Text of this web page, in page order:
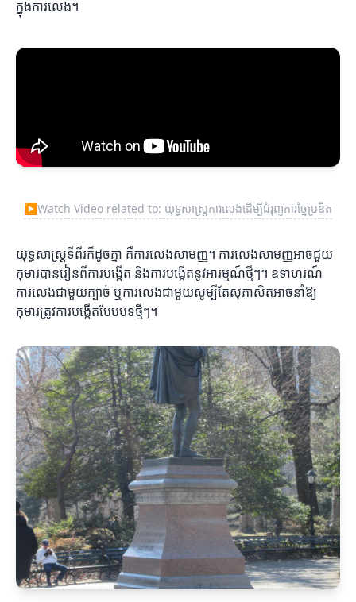
ក្នុងការលេង។
▶Watch Video related to: យុទ្ធសាស្ត្រការលេងដើម្បីជំរុញការច្នៃប្រឌិត
យុទ្ធសាស្ត្រទីពីរក៏ដូចគ្នា គឺការលេងសាមញ្ញ។ ការលេងសាមញ្ញអាចជួយ
កុមារបានរៀនពីការបង្កើត និងការបង្កើតនូវអារម្មណ៍ថ្មីៗ។ ឧទាហរណ៍
ការលេងជាមួយក្បាច់ ឬការលេងជាមួយសូម្បីតែសុភាសិតអាចនាំឱ្យ
កុមារត្រូវការបង្កើតបែបបទថ្មីៗ។